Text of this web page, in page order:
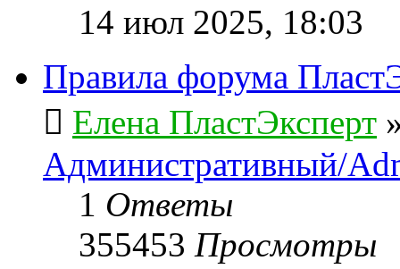
14 июл 2025, 18:03
Правила форума
Елена ПластЭксперт
Административный/
1 Ответы
355453 Просмотры